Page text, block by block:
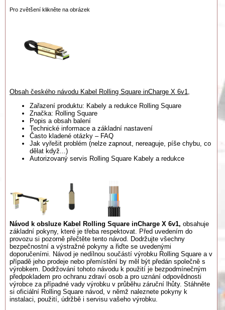
Pro zvětšení klikněte na obrázek
Obsah českého návodu Kabel Rolling Square inCharge X 6v1,
Zařazení produktu: Kabely a redukce Rolling Square
Značka: Rolling Square
Popis a obsah balení
Technické informace a základní nastavení
Často kladené otázky – FAQ
Jak vyřešit problém (nelze zapnout, nereaguje, píše chybu, co
dělat když...)
Autorizovaný servis Rolling Square Kabely a redukce
Návod k obsluze Kabel Rolling Square inCharge X 6v1, obsahuje
základní pokyny, které je třeba respektovat. Před uvedením do
provozu si pozorně přečtěte tento návod. Dodržujte všechny
bezpečnostní a výstražné pokyny a řiďte se uvedenými
doporučeními. Návod je nedílnou součástí výrobku Rolling Square a v
případě jeho prodeje nebo přemístění by měl být předán společně s
výrobkem. Dodržování tohoto návodu k použití je bezpodmínečným
předpokladem pro ochranu zdraví osob a pro uznání odpovědnosti
výrobce za případné vady výrobku v průběhu záruční lhůty. Stáhněte
si oficiální Rolling Square návod, v němž naleznete pokyny k
instalaci, použití, údržbě i servisu vašeho výrobku.